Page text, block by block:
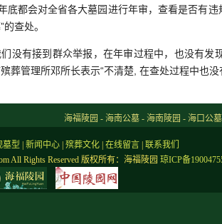
底都会对全省各大墓园进行年审，查看是否有
查处。
没有接到群众举报，在年审过程中，也没有发
葬管理所邓所长表示“不清楚, 在查处过程中也没
海福陵园 - 海南公墓 - 海南陵园 - 海口公
墓型 新闻中心 殡葬文化 在线留言 联系我们
All Rights Reserved 版权所有：海福陵园 琼ICP备